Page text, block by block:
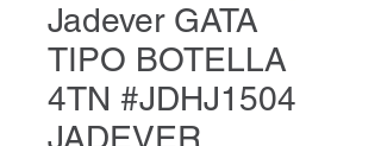
Jadever GATA
TIPO BOTELLA
4TN #JDHJ1504
JADEVER